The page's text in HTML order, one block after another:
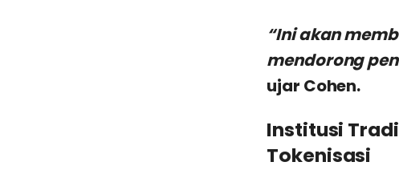
“Ini akan
mendorong
ujar Cohen.
Institusi
Tokenisasi